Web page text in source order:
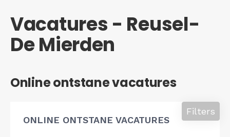
Vacatures - Reusel-
De Mierden
Online ontstane vacatures
ONLINE ONTSTANE VACATURES
Filters